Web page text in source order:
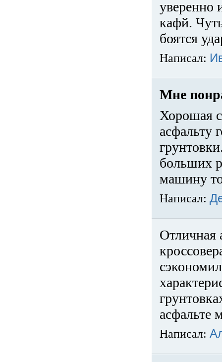
уверенно
кафй.
боятся
Написал:
Мне
Хорошая
асфальту
больших
машину
Написал:
Отличная
асфальте
Написал: